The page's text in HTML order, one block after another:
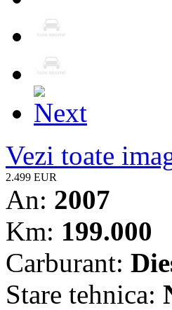
Vezi toate
2.499 EUR
An: 2007
Km: 199.000
Carburant:
Stare tehnica: